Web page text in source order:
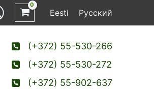
Eesti Русский
(+372) 55-530-266
(+372) 55-530-272
(+372) 55-902-637